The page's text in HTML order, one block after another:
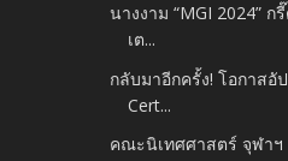
นางงาม “MGI 2024”
เต...
กลับมาอีกครั้ง! โอกาสอั
Cert...
คณะนิเทศศาสตร์ จุฬาฯ